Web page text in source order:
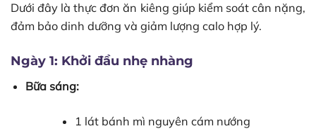
Dưới đây là thực đơn ăn kiêng giúp kiểm soát cân nặng,
đảm bảo dinh dưỡng và giảm lượng calo hợp lý.
Ngày 1: Khởi đầu nhẹ nhàng
Bữa sáng:
1 lát bánh mì nguyên cám nướng